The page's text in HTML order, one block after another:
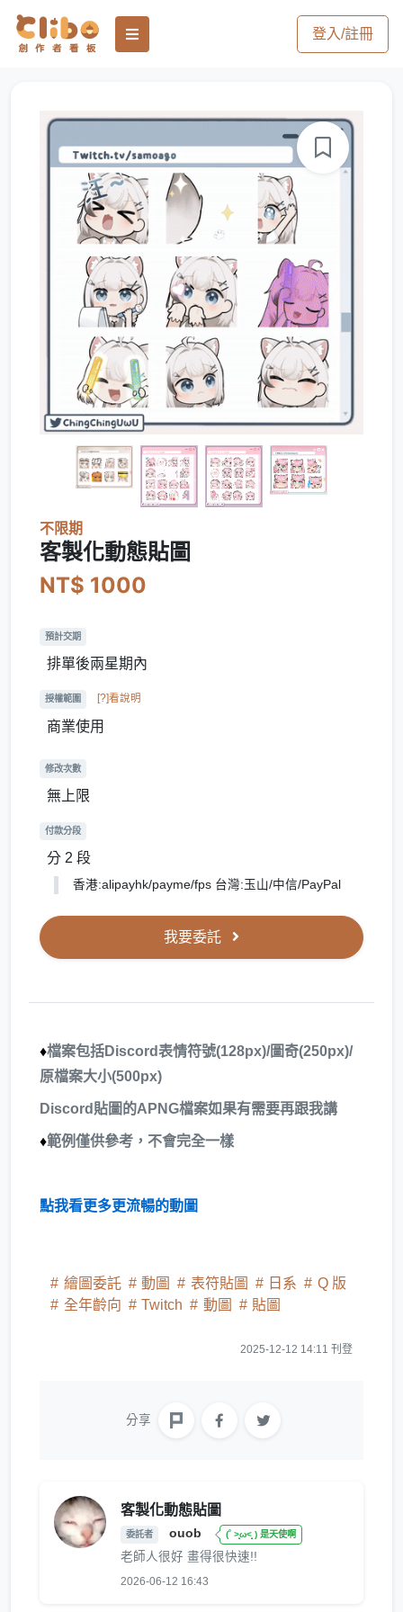
登入/註冊
不限期
客製化動態貼圖
NT$ 1000
預計交期
排單後兩星期內
授權範圍 [?]看說明
商業使用
修改次數
無上限
付款分段
分 2 段
香港:alipayhk/payme/fps 台灣:玉山/中信/PayPal
我要委託
♦檔案包括Discord表情符號(128px)/圖奇(250px)/
原檔案大小(500px)
​Discord貼圖的APNG檔案如果有需要再跟我講
♦範例僅供參考，不會完全一樣
點我看更多更流暢的動圖
繪圖委託 動圖 表符貼圖 日系
Q 版
全年齡向
Twitch 動圖 貼圖
2025-12-12 14:11 刊登
分享
客製化動態貼圖
委託者 ouob (˚ ˃̣̣̥ω˂̣̣̥ ) 是天使啊
老師人很好 畫得很快速!!
2026-06-12 16:43